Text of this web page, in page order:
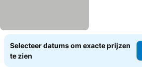
Selecteer datums om exacte prijzen
te zien